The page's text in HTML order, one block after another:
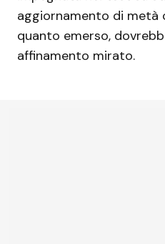
aggiornamento di metà
quanto emerso,
affinamento mirato.